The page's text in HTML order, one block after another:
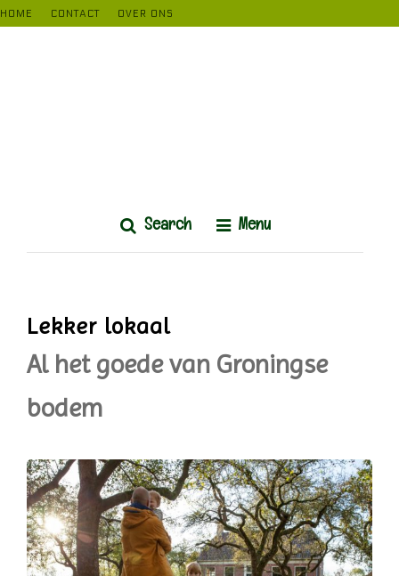
kipje
HOME CONTACT OVER ONS
Search Menu
Lekker lokaal
Al het goede van Groningse
bodem